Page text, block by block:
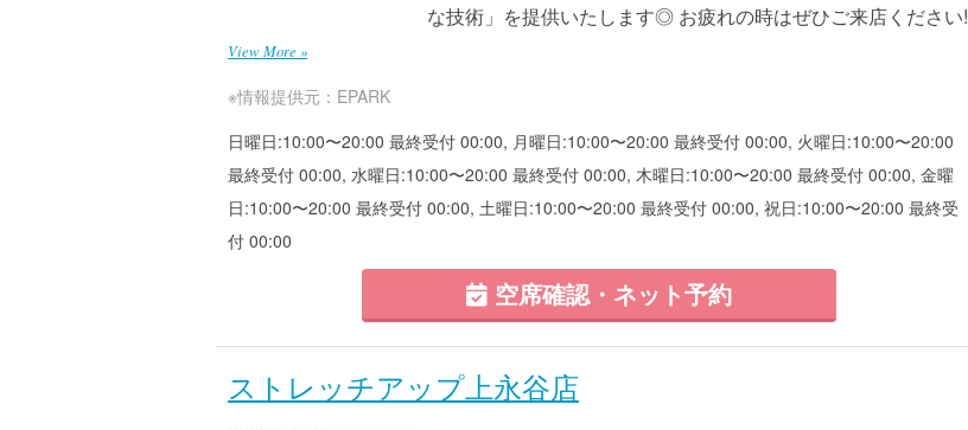
な技術」を提供いたします◎ お疲れの時はぜひご来店ください!
View More »
※情報提供元：EPARK
日曜日:10:00〜20:00 最終受付 00:00, 月曜日:10:00〜20:00 最終受付 00:00, 火曜日:10:00〜20:00
最終受付 00:00, 水曜日:10:00〜20:00 最終受付 00:00, 木曜日:10:00〜20:00 最終受付 00:00, 金曜
日:10:00〜20:00 最終受付 00:00, 土曜日:10:00〜20:00 最終受付 00:00, 祝日:10:00〜20:00 最終受
付 00:00
空席確認・ネット予約
ストレッチアップ上永谷店